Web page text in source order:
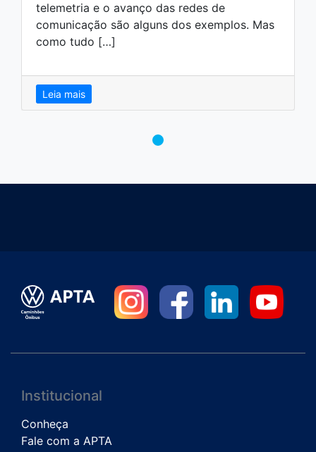
telemetria e o avanço das redes de
comunicação são alguns dos exemplos. Mas
como tudo […]
Leia mais
Institucional
Conheça
Fale com a APTA